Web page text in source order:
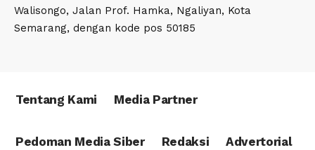
Walisongo, Jalan Prof. Hamka, Ngaliyan, Kota
Semarang, dengan kode pos 50185
Tentang Kami Media Partner
Pedoman Media Siber Redaksi Advertorial